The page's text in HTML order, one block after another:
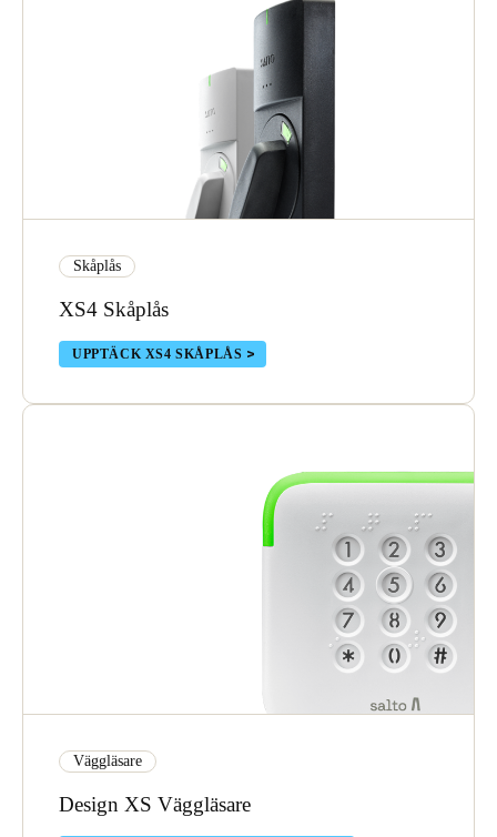
Skåplås
XS4 Skåplås
UPPTÄCK XS4 SKÅPLÅS
Väggläsare
Design XS Väggläsare